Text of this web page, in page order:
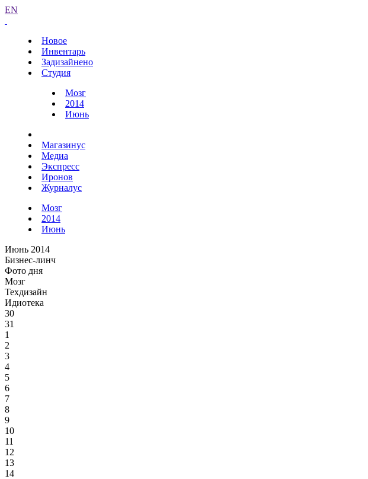
EN
Новое
Инвентарь
Задизайнено
Студия
Мозг
2014
Июнь
Магазинус
Медиа
Экспресс
Иронов
Журналус
Мозг
2014
Июнь
Июнь 2014
Бизнес-линч
Фото дня
Мозг
Техдизайн
Идиотека
30
31
1
2
3
4
5
6
7
8
9
10
11
12
13
14